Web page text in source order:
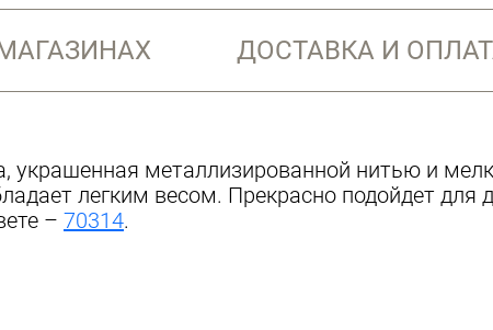
ДОСТАВКА И
украшенная металлизированной нитью и
легким весом. Прекрасно подойдет для
– 70314.